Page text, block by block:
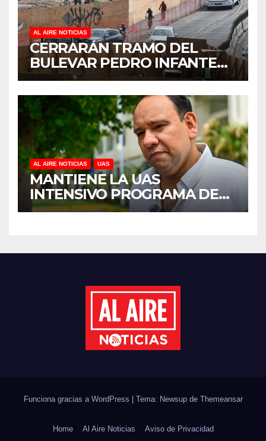
AL AIRE NOTICIAS
CERRARÁN TRAMO DEL
BULEVAR PEDRO INFANTE
PARA ACELERAR OBRAS
ANTES DEL REGRESO A
CLASES
AL AIRE NOTICIAS UAS
MANTIENE LA UAS
INTENSIVO PROGRAMA DE
MANTENIMIENTO Y
DEL CICLO ESCOLAR 2026-
Funciona gracias a WordPress Tema: Newsup de Themeansar
Home Al Aire Noticias Aviso de Privacidad